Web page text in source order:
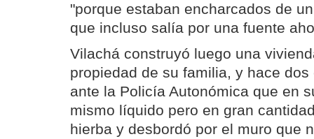
"porque estaban encharcados de
que incluso salía por una fuente
Vilachá construyó luego una
propiedad de su familia, y hace
ante la Policía Autonómica que en
mismo líquido pero en gran
hierba y desbordó por el muro que